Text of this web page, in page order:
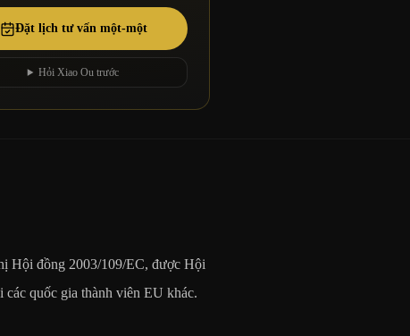
Đặt lịch tư vấn một-một
Hỏi Xiao Ou trước
Hội đồng 2003/109/EC, được Hội
quốc gia thành viên EU khác.